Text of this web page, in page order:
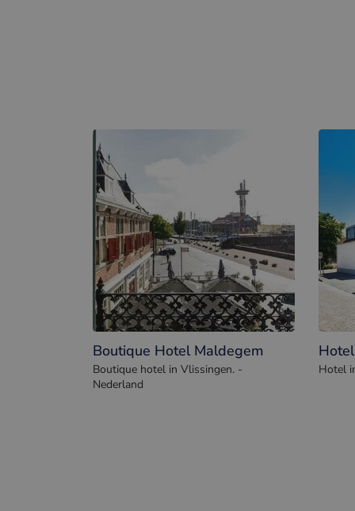
Boutique Hotel Maldegem
Boutique hotel in Vlissingen. -
Nederland
Hotel